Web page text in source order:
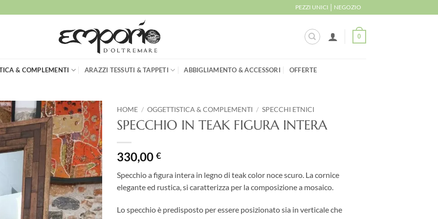
PEZZI UNICI | NEGOZIO
0
& COMPLEMENTI ARAZZI TESSUTI & TAPPETI ABBIGLIAMENTO & ACCESSORI OFFERTE
Aggiungi
alla lista
dei
desideri
HOME / OGGETTISTICA & COMPLEMENTI / SPECCHI ETNICI
SPECCHIO IN TEAK FIGURA INTERA
330,00 €
Specchio a figura intera in legno di teak color noce scuro. La cornice
elegante ed rustica, si caratterizza per la composizione a mosaico.
Lo specchio è predisposto per essere posizionato sia in verticale che